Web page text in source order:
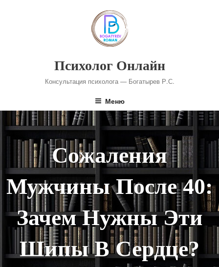
Психолог Онлайн
Консультация психолога — Богатырев Р.С.
Меню
Сожаления
Мужчины После 40:
Зачем Нужны Эти
Шипы В Сердце?